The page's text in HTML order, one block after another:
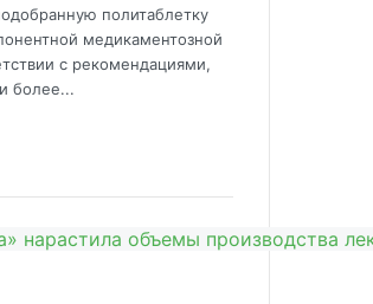
политаблетку
медикаментозной
с рекомендациями,
более...